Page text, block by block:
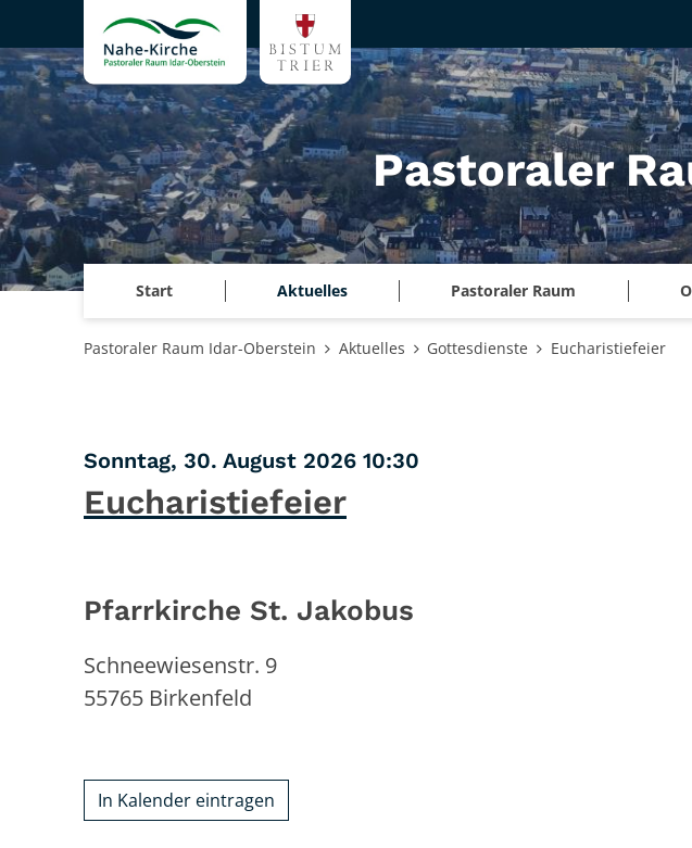
Zum Inhalt springen
Pastoraler
Start Aktuelles Pastoraler Raum
Pastoraler Raum Idar-Oberstein Aktuelles Gottesdienste Eucharistiefeier
Sonntag, 30. August 2026 10:30
Eucharistiefeier
Pfarrkirche St. Jakobus
Schneewiesenstr. 9
55765 Birkenfeld
In Kalender eintragen